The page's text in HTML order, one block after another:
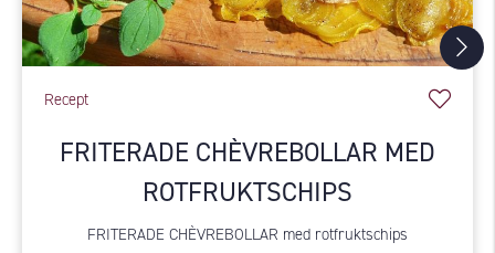
Recept
FRITERADE CHÈVREBOLLAR MED
ROTFRUKTSCHIPS
FRITERADE CHÈVREBOLLAR med rotfruktschips